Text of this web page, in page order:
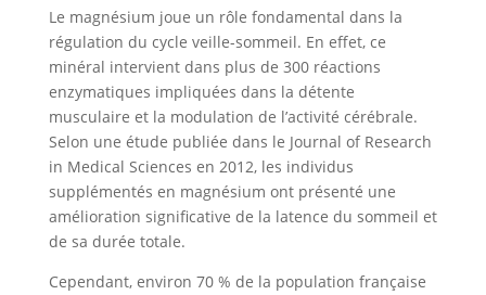
Le magnésium joue un rôle fondamental dans la
régulation du cycle veille-sommeil. En effet, ce
minéral intervient dans plus de 300 réactions
enzymatiques impliquées dans la détente
musculaire et la modulation de l’activité cérébrale.
Selon une étude publiée dans le Journal of Research
in Medical Sciences en 2012, les individus
supplémentés en magnésium ont présenté une
amélioration significative de la latence du sommeil et
de sa durée totale.
Cependant, environ 70 % de la population française